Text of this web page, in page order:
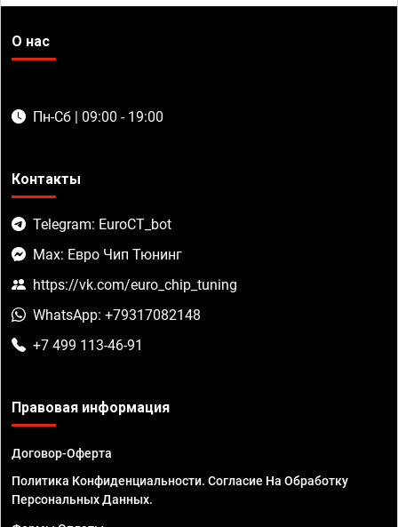
О нас
Пн-Сб | 09:00 - 19:00
Контакты
Telegram: EuroCT_bot
Max: Евро Чип Тюнинг
https://vk.com/euro_chip_tuning
WhatsApp: +79317082148
+7 499 113-46-91
Правовая информация
Договор-Оферта
Политика Конфиденциальности. Согласие На Обработку
Персональных Данных.